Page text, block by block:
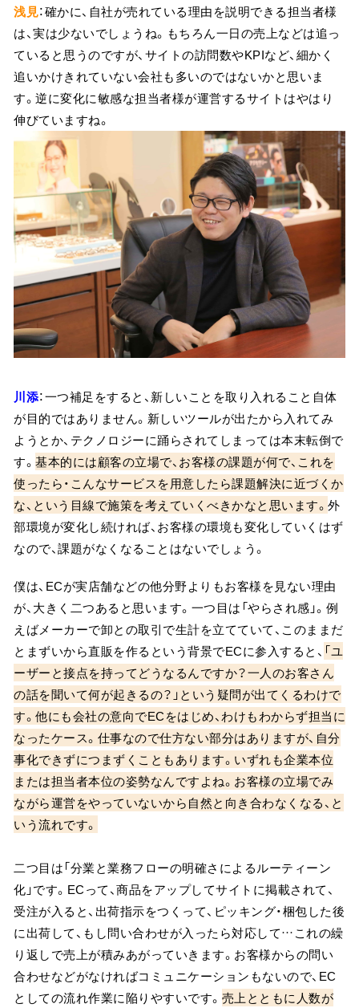
浅見：確かに、自社が売れている理由を説明できる担当者様
は、実は少ないでしょうね。もちろん一日の売上などは追っ
ていると思うのですが、サイトの訪問数やKPIなど、細かく
追いかけきれていない会社も多いのではないかと思いま
す。逆に変化に敏感な担当者様が運営するサイトはやはり
伸びていますね。
川添：一つ補足をすると、新しいことを取り入れること自体
が目的ではありません。新しいツールが出たから入れてみ
ようとか、テクノロジーに踊らされてしまっては本末転倒で
す。 基本的には顧客の立場で、お客様の課題が何で、これを
使ったら・こんなサービスを用意したら課題解決に近づくか
な、という目線で施策を考えていくべきかなと思います。 外
部環境が変化し続ければ、お客様の環境も変化していくはず
なので、課題がなくなることはないでしょう。
僕は、ECが実店舗などの他分野よりもお客様を見ない理由
が、大きく二つあると思います。一つ目は「やらされ感」。例
えばメーカーで卸との取引で生計を立てていて、このままだ
とまずいから直販を作るという背景でECに参入すると、 「ユ
ーザーと接点を持ってどうなるんですか？一人のお客さん
の話を聞いて何が起きるの？」という疑問が出てくるわけで
す。他にも会社の意向でECをはじめ、わけもわからず担当に
なったケース。仕事なので仕方ない部分はありますが、自分
事化できずにつまずくこともあります。いずれも企業本位
または担当者本位の姿勢なんですよね。お客様の立場でみ
ながら運営をやっていないから自然と向き合わなくなる、と
いう流れです。
二つ目は「分業と業務フローの明確さによるルーティーン
化」です。ECって、商品をアップしてサイトに掲載されて、
受注が入ると、出荷指示をつくって、ピッキング・梱包した後
に出荷して、もし問い合わせが入ったら対応して…これの繰
り返しで売上が積みあがっていきます。お客様からの問い
合わせなどがなければコミュニケーションもないので、EC
としての流れ作業に陥りやすいです。 売上とともに人数が